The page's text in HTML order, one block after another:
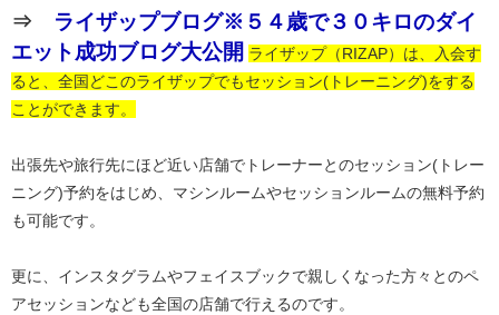
⇒ ライザップブログ※５４歳で３０キロのダイ
エット成功ブログ大公開 ライザップ（RIZAP）は、入会す
ると、全国どこのライザップでもセッション(トレーニング)をする
ことができます。
出張先や旅行先にほど近い店舗でトレーナーとのセッション(トレー
ニング)予約をはじめ、マシンルームやセッションルームの無料予約
も可能です。
更に、インスタグラムやフェイスブックで親しくなった方々とのペ
アセッションなども全国の店舗で行えるのです。